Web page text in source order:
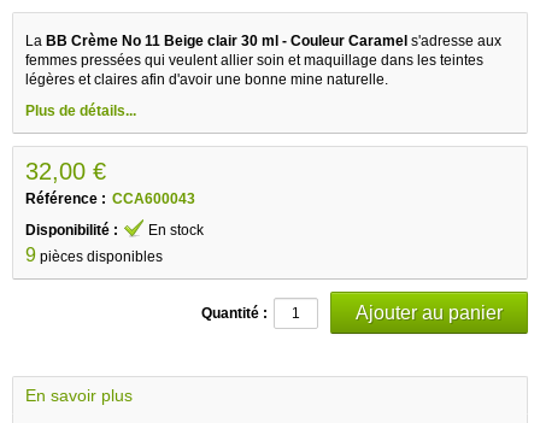
La BB Crème No 11 Beige clair 30 ml - Couleur Caramel s'adresse aux
femmes pressées qui veulent allier soin et maquillage dans les teintes
légères et claires afin d'avoir une bonne mine naturelle.
Plus de détails...
32,00 €
Référence : CCA600043
Disponibilité :
En stock
9 pièces disponibles
Quantité :
En savoir plus